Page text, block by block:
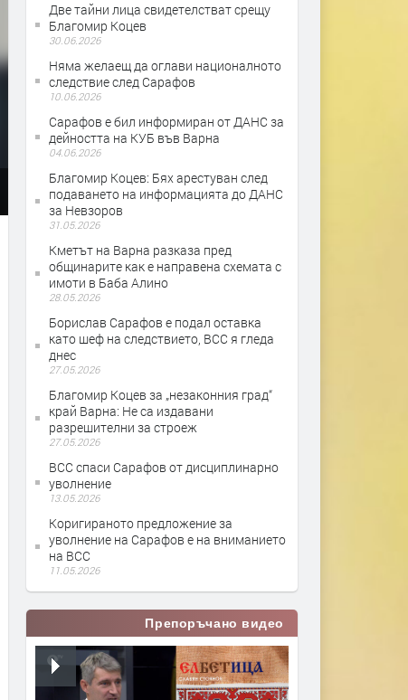
Две тайни лица свидетелстват срещу
Благомир Коцев
30.06.2026
Няма желаещ да оглави националното
следствие след Сарафов
10.06.2026
Сарафов е бил информиран от ДАНС за
дейността на КУБ във Варна
04.06.2026
Благомир Коцев: Бях арестуван след
подаването на информацията до ДАНС
за Невзоров
31.05.2026
Кметът на Варна разказа пред
общинарите как е направена схемата с
имоти в Баба Алино
28.05.2026
Борислав Сарафов е подал оставка
като шеф на следствието, ВСС я гледа
днес
27.05.2026
Благомир Коцев за „незаконния град“
край Варна: Не са издавани
разрешителни за строеж
27.05.2026
ВСС спаси Сарафов от дисциплинарно
уволнение
13.05.2026
Коригираното предложение за
уволнение на Сарафов е на вниманието
на ВСС
11.05.2026
Препоръчано видео